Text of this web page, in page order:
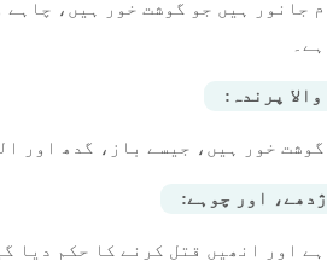
جانور ہیں جو گوشت خور ہیں،
پرندہ:
خور ہیں، جیسے باز، گدھ اور
اور چوہے:
ہے اور انھیں قتل کرنے کا حکم